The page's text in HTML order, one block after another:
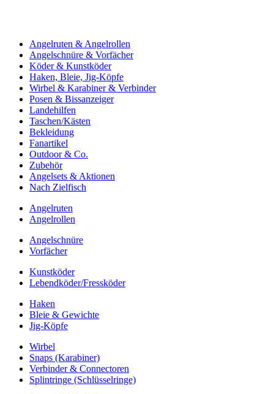
Angelruten & Angelrollen
Angelschnüre & Vorfächer
Köder & Kunstköder
Haken, Bleie, Jig-Köpfe
Wirbel & Karabiner & Verbinder
Posen & Bissanzeiger
Landehilfen
Taschen/Kästen
Bekleidung
Fanartikel
Outdoor & Co.
Zubehör
Angelsets & Aktionen
Nach Zielfisch
Angelruten
Angelrollen
Angelschnüre
Vorfächer
Kunstköder
Lebendköder/Fressköder
Haken
Bleie & Gewichte
Jig-Köpfe
Wirbel
Snaps (Karabiner)
Verbinder & Connectoren
Splintringe (Schlüsselringe)